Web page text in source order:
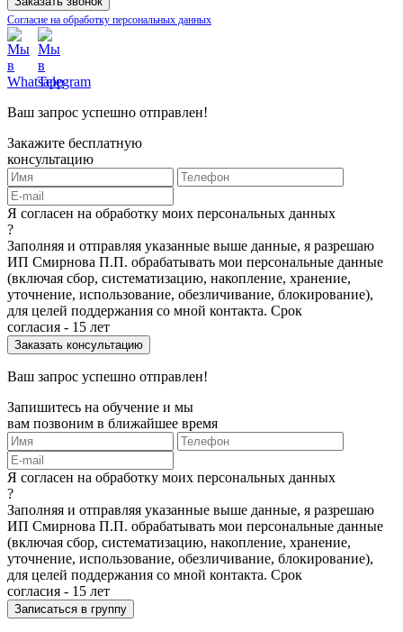
Согласие на обработку персональных данных
Ваш запрос успешно отправлен!
Закажите бесплатную
консультацию
Я согласен на обработку моих персональных данных
?
Заполняя и отправляя указанные выше данные, я разрешаю
ИП Смирнова П.П. обрабатывать мои персональные данные
(включая сбор, систематизацию, накопление, хранение,
уточнение, использование, обезличивание, блокирование),
для целей поддержания со мной контакта. Срок
согласия - 15 лет
Ваш запрос успешно отправлен!
Запишитесь на обучение и мы
вам позвоним в ближайшее время
Я согласен на обработку моих персональных данных
?
Заполняя и отправляя указанные выше данные, я разрешаю
ИП Смирнова П.П. обрабатывать мои персональные данные
(включая сбор, систематизацию, накопление, хранение,
уточнение, использование, обезличивание, блокирование),
для целей поддержания со мной контакта. Срок
согласия - 15 лет